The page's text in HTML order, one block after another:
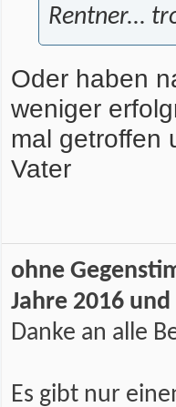
Rentner...
Oder haben
weniger
mal getroffen
Vater
ohne
Jahre 2016 und
Danke an alle
Es gibt nur